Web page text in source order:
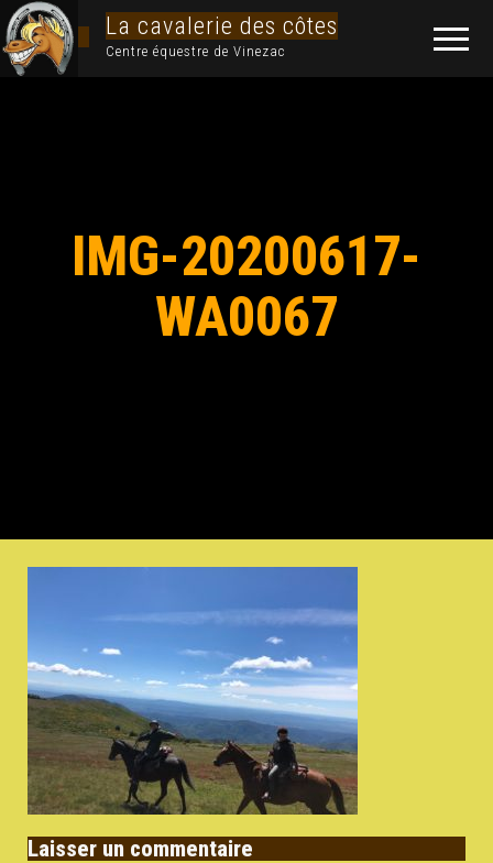
La cavalerie des côtes
Centre équestre de Vinezac
IMG-20200617-
WA0067
Laisser un commentaire